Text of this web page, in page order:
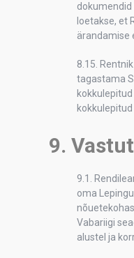
dokumendid
loetakse, et
ärandamise
8.15.
tagastama
9.
9.1.
oma
Vabariigi
alustel ja